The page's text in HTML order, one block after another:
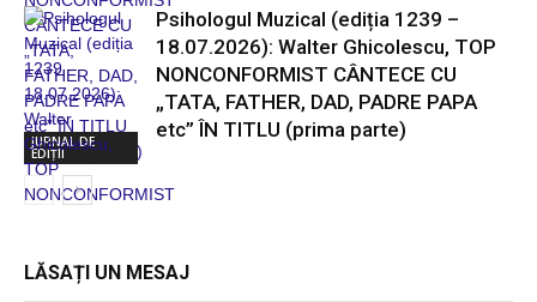
JURNAL DE
EDIȚII
Psihologul Muzical (ediția 1239 –
18.07.2026): Walter Ghicolescu, TOP
NONCONFORMIST CÂNTECE CU
„TATA, FATHER, DAD, PADRE PAPA
etc” ÎN TITLU (prima parte)
LĂSAȚI UN MESAJ